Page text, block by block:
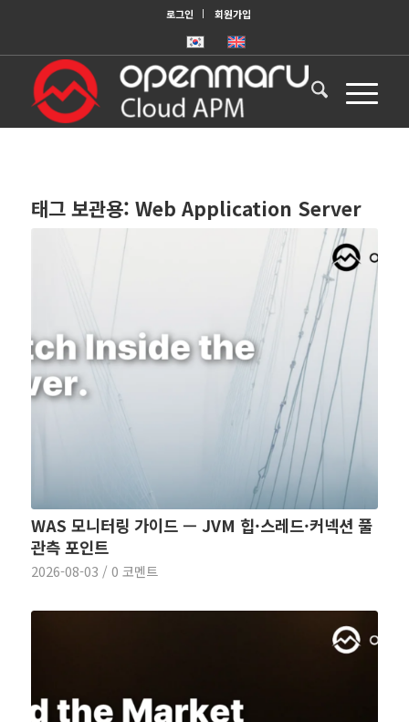
로그인 회원가입
태그 보관용: Web Application Server
WAS 모니터링 가이드 — JVM 힙·스레드·커넥션 풀
관측 포인트
2026-08-03 / 0 코멘트